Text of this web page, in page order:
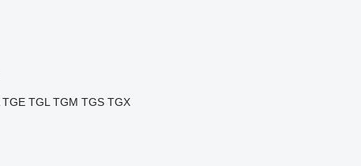
TGE TGL TGM TGS TGX